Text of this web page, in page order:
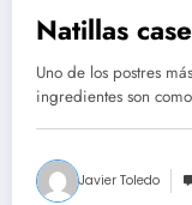
Natillas
Uno de los postres
ingredientes son
Javier Toledo